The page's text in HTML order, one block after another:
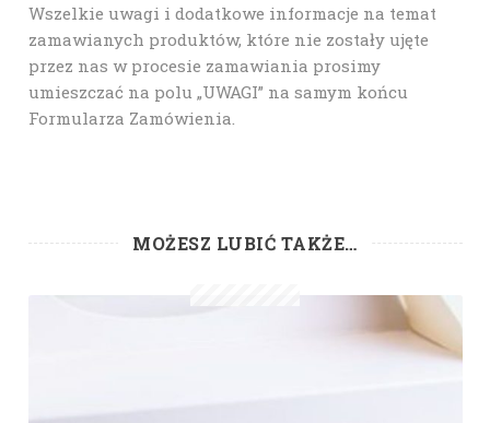
Wszelkie uwagi i dodatkowe informacje na temat
zamawianych produktów, które nie zostały ujęte
przez nas w procesie zamawiania prosimy
umieszczać na polu „UWAGI” na samym końcu
Formularza Zamówienia.
MOŻESZ LUBIĆ TAKŻE…